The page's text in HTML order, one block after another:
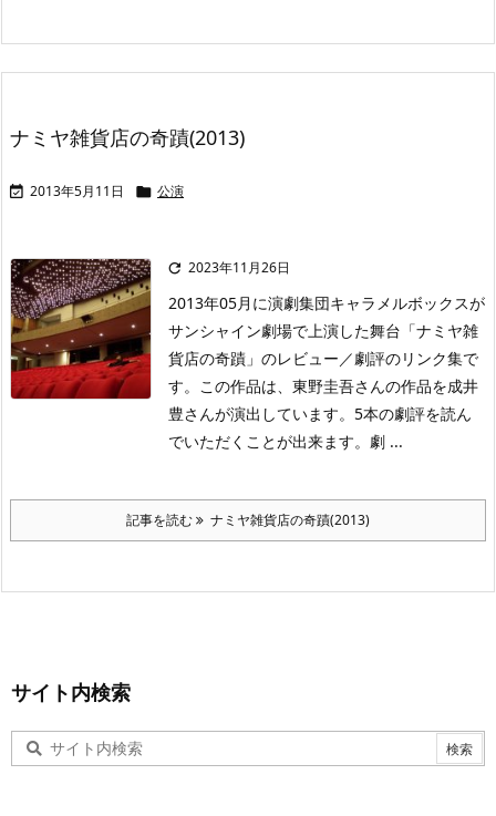
ナミヤ雑貨店の奇蹟(2013)
 2013年5月11日  公演
 2023年11月26日
2013年05月に演劇集団キャラメルボックスが
サンシャイン劇場で上演した舞台「ナミヤ雑
貨店の奇蹟」のレビュー／劇評のリンク集で
す。この作品は、東野圭吾さんの作品を成井
豊さんが演出しています。5本の劇評を読ん
でいただくことが出来ます。劇 ...
記事を読む ナミヤ雑貨店の奇蹟(2013)
サイト内検索